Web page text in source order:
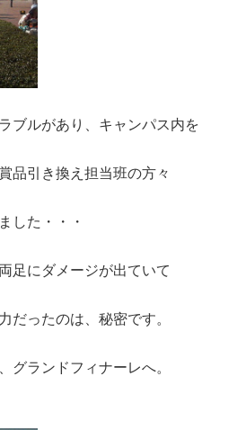
ブルがあり、キャンパス内を
品引き換え担当班の方々
した・・・
足にダメージが出ていて
だったのは、秘密です。
グランドフィナーレへ。